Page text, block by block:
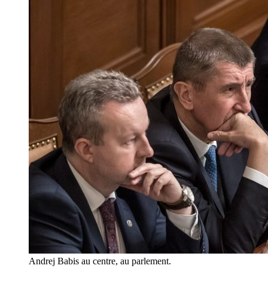
Andrej Babis au centre, au parlement.